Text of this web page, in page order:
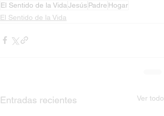
El Sentido de la VidaJesúsPadre Hogar
El Sentido de la Vida
Entradas recientes Ver todo